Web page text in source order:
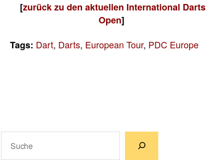
[zurück zu den aktuellen International Darts
Open]
Tags: Dart, Darts, European Tour, PDC Europe